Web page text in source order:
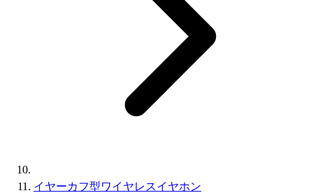
イヤーカフ型ワイヤレスイヤホン